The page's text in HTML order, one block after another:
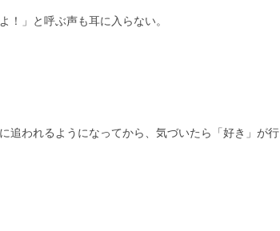
！」と呼ぶ声も耳に入らない。
追われるようになってから、気づいたら「好き」が行